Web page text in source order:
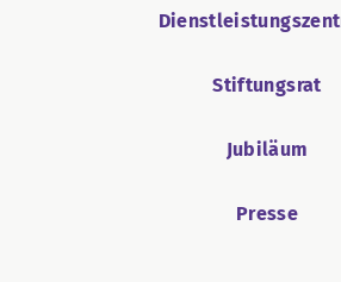
Stiftungsrat
Jubiläum
Presse